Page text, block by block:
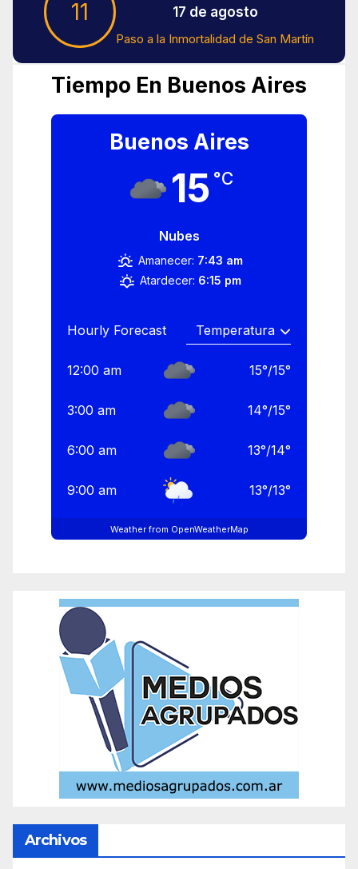
11 17 de agosto
Paso a la Inmortalidad de San Martín
Tiempo En Buenos Aires
Buenos Aires
15 °C
Nubes
Amanecer: 7:43 am
Atardecer: 6:15 pm
Hourly Forecast
12:00 am 15°/15°
3:00 am 14°/15°
6:00 am 13°/14°
9:00 am 13°/13°
Weather from OpenWeatherMap
Archivos